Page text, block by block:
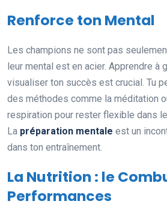
Renforce ton Mental
Les champions ne sont pas
leur mental est en acier. Apprendre à
visualiser ton succès est crucial. Tu
des méthodes comme la méditation
respiration pour rester flexible dans
La préparation mentale est un
dans ton entraînement.
La Nutrition : le
Performances